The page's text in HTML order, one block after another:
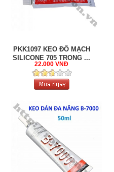
PKK1097 KEO ĐỔ MẠCH
SILICONE 705 TRONG ...
22.000 VNĐ